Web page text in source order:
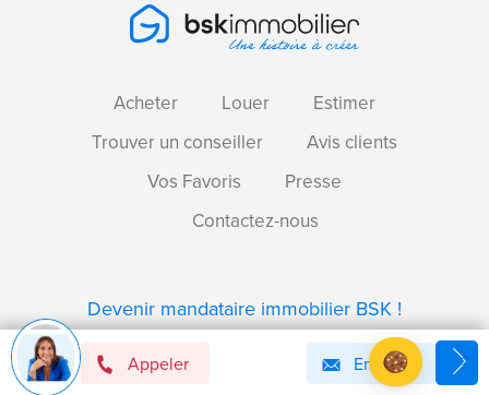
Appeler Email
Acheter Louer
Estimer
Trouver un conseiller
Avis clients
Vos Favoris
Presse
Contactez-nous
Devenir mandataire immobilier BSK !